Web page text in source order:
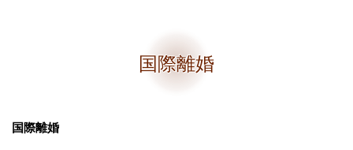
国際離婚
国際離婚